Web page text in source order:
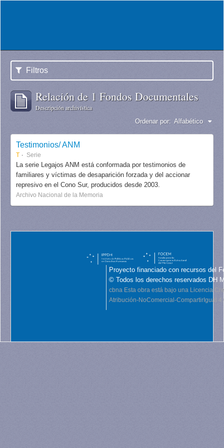
Filtros
Relación de 1 Fondos Documentales
Descripción archivística
Ordenar por: Alfabético
Testimonios/ ANM
T Serie
La serie Legajos ANM está conformada por testimonios de
familiares y víctimas de desaparición forzada y del accionar
represivo en el Cono Sur, producidos desde 2003.
Archivo Nacional de la Memoria
Proyecto financiado con recursos del
© Todos los derechos reservados DH
cbna Esta obra está bajo una Licencia
Atribución-NoComercial-CompartirIgual